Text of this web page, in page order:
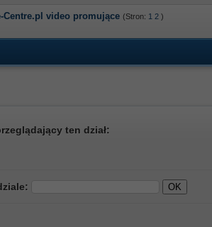
Centre.pl video promujące (Stron: 1 2 )
- średnia ocena: 5 na 5 gwiazdek
1 2345
ten dział: